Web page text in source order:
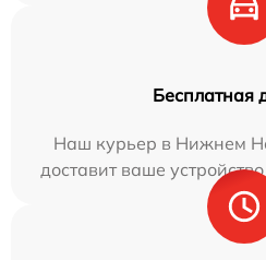
Бесплатная
Наш курьер в Нижнем
доставит ваше